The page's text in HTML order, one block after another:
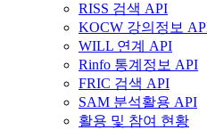
RISS 검색 API
KOCW 강의정보
WILL 연계 API
Rinfo 통계정보 API
FRIC 검색 API
SAM 분석활용 API
활용 및 참여 현황